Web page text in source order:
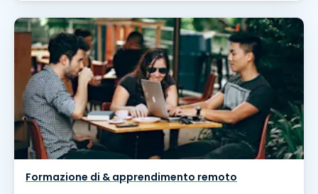
Formazione di & apprendimento remoto